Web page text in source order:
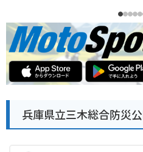
兵庫県立三木総合防災